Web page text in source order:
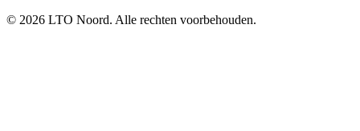
© 2026 LTO Noord. Alle rechten voorbehouden.